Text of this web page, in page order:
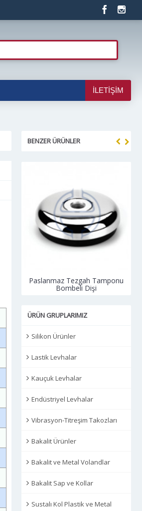
İLETIŞIM
BENZER ÜRÜNLER
Paslanmaz Tezgah Tamponu
Bombeli Dişi
ÜRÜN GRUPLARIMIZ
Silikon Ürünler
Lastik Levhalar
Kauçuk Levhalar
Endüstriyel Levhalar
Vibrasyon-Titreşim Takozları
Bakalit Ürünler
Bakalit ve Metal Volandlar
Bakalit Sap ve Kollar
Sustalı Kol Plastik ve Metal